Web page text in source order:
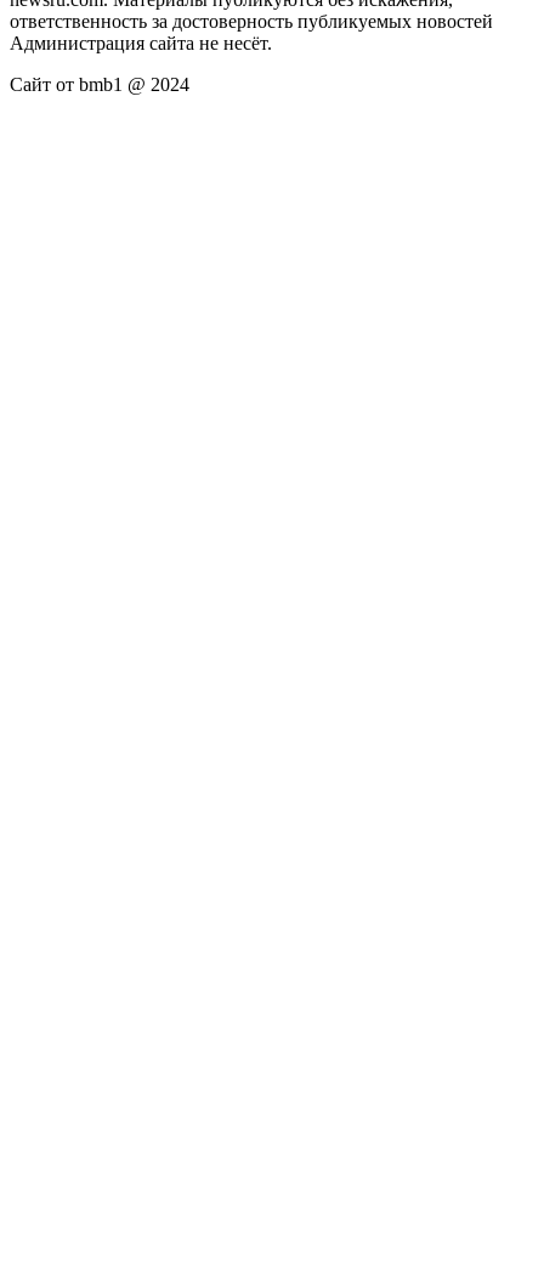
ответственность за достоверность публикуемых новостей
Администрация сайта не несёт.
Сайт от bmb1 @ 2024